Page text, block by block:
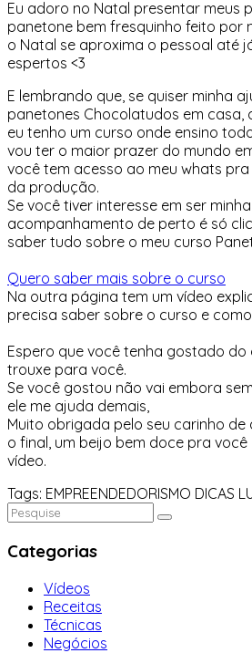
Eu adoro no Natal presentar meus
panetone bem fresquinho feito por
o Natal se aproxima o pessoal até
espertos <3
E lembrando que, se quiser minha
panetones Chocolatudos em casa,
eu tenho um curso onde ensino
vou ter o maior prazer do mundo
você tem acesso ao meu whats
da produção.
Se você tiver interesse em ser
acompanhamento de perto é só
saber tudo sobre o meu curso
Quero saber mais sobre o curso
Na outra página tem um vídeo
precisa saber sobre o curso e
Espero que você tenha gostado do
trouxe para você.
Se você gostou não vai embora
ele me ajuda demais,
Muito obrigada pelo seu carinho de
o final, um beijo bem doce pra
vídeo.
Tags: EMPREENDEDORISMO DICAS
Categorias
Vídeos
Receitas
Técnicas
Negócios